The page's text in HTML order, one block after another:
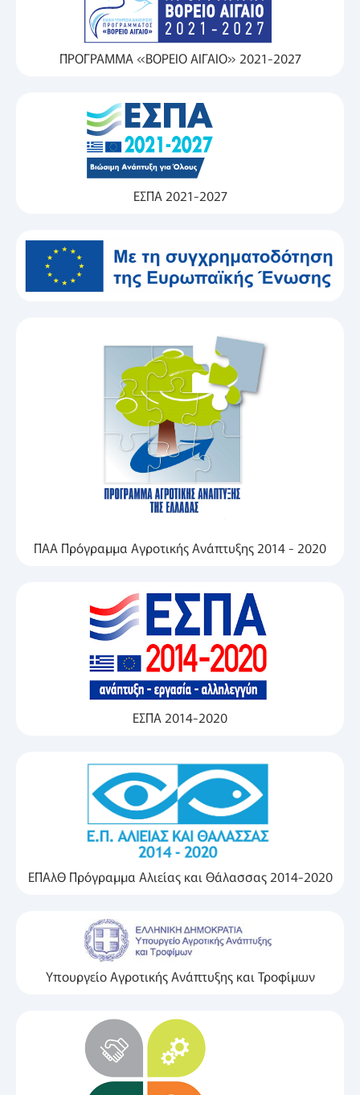
ΠΡΟΓΡΑΜΜΑ «ΒΟΡΕΙΟ ΑΙΓΑΙΟ» 2021-2027
ΕΣΠΑ 2021-2027
ΠΑΑ Πρόγραμμα Αγροτικής Ανάπτυξης 2014 - 2020
ΕΣΠΑ 2014-2020
ΕΠΑλΘ Πρόγραμμα Αλιείας και Θάλασσας 2014-2020
Υπουργείο Αγροτικής Ανάπτυξης και Τροφίμων